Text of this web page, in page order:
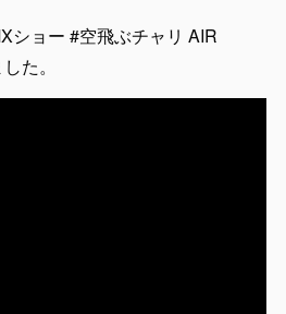
ショー #空飛ぶチャリ AIR
た。